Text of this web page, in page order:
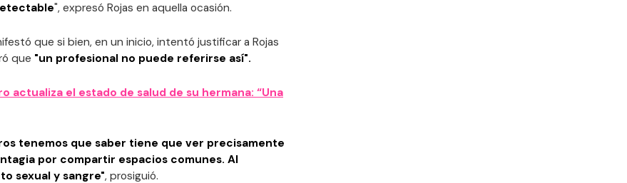
", expresó Rojas en aquella ocasión.
que si bien, en un inicio, intentó justificar a Rojas
que "un profesional no puede referirse así".
actualiza el estado de salud de su hermana: “Una
tenemos que saber tiene que ver precisamente
por compartir espacios comunes. Al
sexual y sangre", prosiguió.